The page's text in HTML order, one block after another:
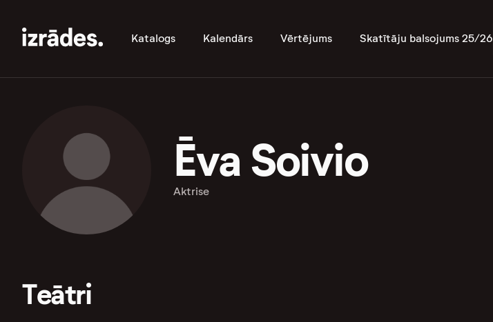
Katalogs Kalendārs Vērtējums Skatītāju balsojums 25/26
Ēva Soivio
Aktrise
Teātri